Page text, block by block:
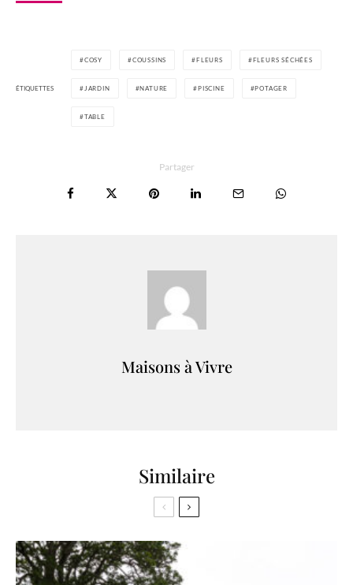
ÉTIQUETTES
COSY COUSSINS FLEURS FLEURS SÉCHÉES
JARDIN NATURE PISCINE POTAGER
TABLE
Partager
Maisons à Vivre
Similaire